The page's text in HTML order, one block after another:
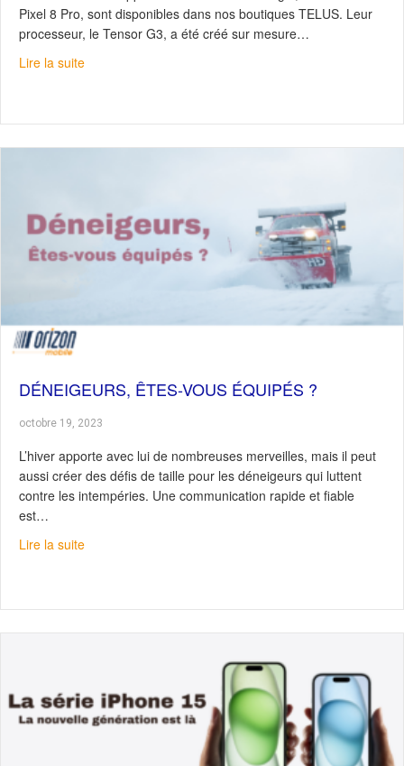
Pixel 8 Pro, sont disponibles dans nos boutiques TELUS. Leur
processeur, le Tensor G3, a été créé sur mesure…
Lire la suiteabout Google Pixel 8 & 8 Pro : Propulsé par l’IA
DÉNEIGEURS, ÊTES-VOUS ÉQUIPÉS ?
octobre 19, 2023
L’hiver apporte avec lui de nombreuses merveilles, mais il peut
aussi créer des défis de taille pour les déneigeurs qui luttent
contre les intempéries. Une communication rapide et fiable
est…
Lire la suiteabout Déneigeurs, êtes-vous équipés ?